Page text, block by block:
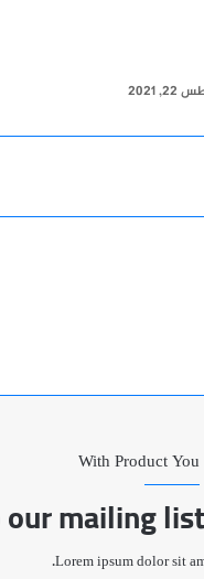
2021
With Product You
mailing
Lorem ipsum dolor sit